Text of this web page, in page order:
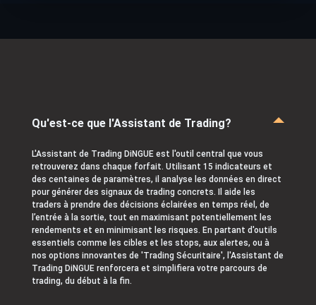
Qu'est-ce que l'Assistant de Trading?
L'Assistant de Trading DiNGUE est l'outil central que vous
retrouverez dans chaque forfait. Utilisant 15 indicateurs et
des centaines de paramètres, il analyse les données en direct
pour générer des signaux de trading concrets. Il aide les
traders à prendre des décisions éclairées en temps réel, de
l’entrée à la sortie, tout en maximisant potentiellement les
rendements et en minimisant les risques. En partant d'outils
essentiels comme les cibles et les stops, aux alertes, ou à
nos options innovantes de 'Trading Sécuritaire', l'Assistant de
Trading DiNGUE renforcera et simplifiera votre parcours de
trading, du début à la fin.